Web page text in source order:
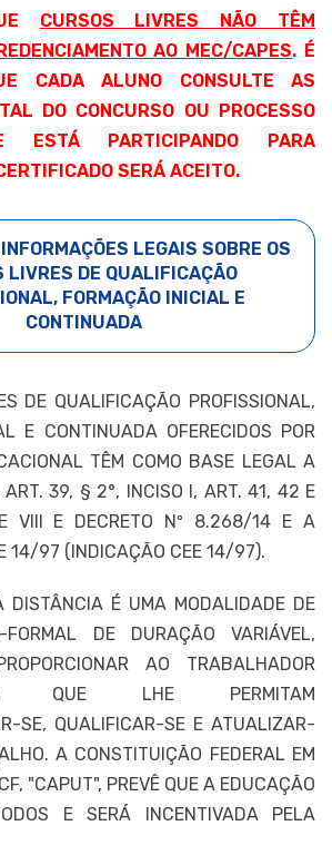
CURSOS LIVRES NÃO TÊM
AO MEC/CAPES. É
CADA ALUNO CONSULTE AS
DO CONCURSO OU PROCESSO
ESTÁ PARTICIPANDO PARA
SERÁ ACEITO.
LEGAIS SOBRE OS
LIVRES DE QUALIFICAÇÃO
FORMAÇÃO INICIAL E
CONTINUADA
DE QUALIFICAÇÃO PROFISSIONAL,
E CONTINUADA OFERECIDOS POR
TÊM COMO BASE LEGAL A
39, § 2°, INCISO I, ART. 41, 42 E
VIII E DECRETO Nº 8.268/14 E A
14/97 (INDICAÇÃO CEE 14/97).
DISTÂNCIA É UMA MODALIDADE DE
FORMAL DE DURAÇÃO VARIÁVEL,
AO TRABALHADOR
QUE LHE PERMITAM
SE, QUALIFICAR-SE E ATUALIZAR-
A CONSTITUIÇÃO FEDERAL EM
"CAPUT", PREVÊ QUE A EDUCAÇÃO
E SERÁ INCENTIVADA PELA